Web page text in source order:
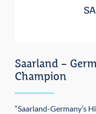
Saarland –
Champion
“Saarland-Germany’s